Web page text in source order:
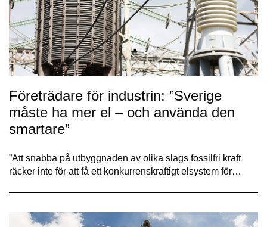
Företrädare för industrin: ”Sverige
måste ha mer el – och använda den
smartare”
”Att snabba på utbyggnaden av olika slags fossilfri kraft
räcker inte för att få ett konkurrenskraftigt elsystem för…